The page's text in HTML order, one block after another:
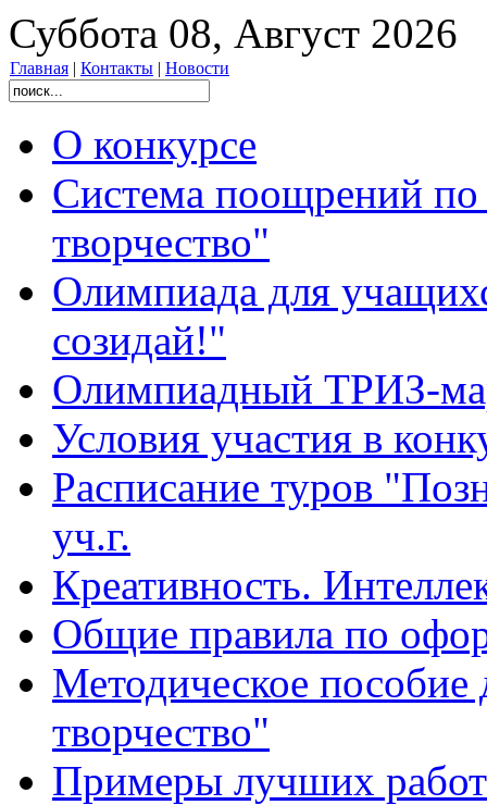
Суббота 08, Август 2026
Главная | Контакты | Новости
О конкурсе
Система поощрений
творчество"
Олимпиада для
созидай!"
Олимпиадный ТРИЗ-
Условия участия в
Расписание туров
уч.г.
Креативность.
Общие правила по
Методическое пособие
творчество"
Примеры лучших работ